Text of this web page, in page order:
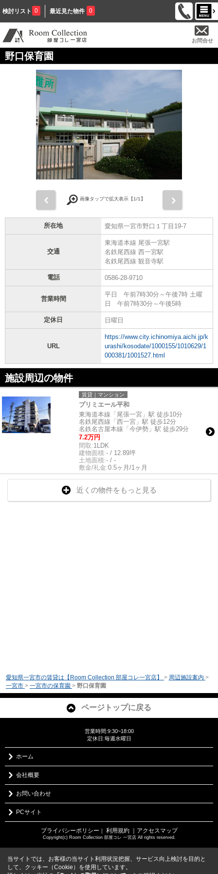
検討リスト 0 最近見た物件 0
お問合せ
野口保育園
画像タップで拡大表示【1/1】
所在地 愛知県一宮市野口１丁目19-7
交通
東海道本線 尾張一宮駅
名鉄尾西線 西一宮駅
名鉄尾西線 観音寺駅
電話 0586-28-9710
営業時間
平日 午前7時30分～午後7時 土曜
日 午前7時30分～午後5時
定休日 日曜日
URL
https://www.city.ichinomiya.aichi.jp/k
urashi/kosodate/1000155/1010629/1
000381/1001527.html
施設周辺の物件
賃貸｜マンション
プリミエール平和
東海道本線「尾張一宮」駅 徒歩10分
名鉄尾西線「西一宮」駅 徒歩12分
名鉄名古屋本線「今伊勢」駅 徒歩29分
7.2万円
間取:1LDK
建物面積:- / 12.89坪
土地面積:- / -
敷金/礼金:0.5ヶ月/1ヶ月
近くの物件をもっと見る
愛知県一宮市の賃貸は【Room Collection 部屋コレ一宮店】 > 周辺施設案内 >
一宮市 > 一宮市の保育園 > 野口保育園
ページトップに戻る
営業時間:9:30~18:00
定休日:毎週水曜日
ホーム
会社概要
お問い合わせ
PCサイト
プライバシーポリシー ｜ 利用規約 ｜アクセスマップ
Copyright(c) Room Collection 部屋コレ 一宮店 All rights reserved.
当サイトでは、お客様の当サイト利用状況把握、サービス向上検討を目的と
して、クッキー（Cookie）を使用しています。